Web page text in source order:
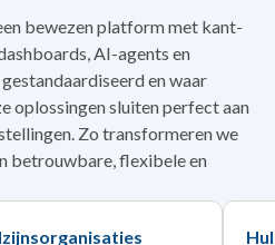
bewezen platform met kant-
AI-agents en
en waar
oplossingen sluiten perfect aan
Zo transformeren we
betrouwbare, flexibele en